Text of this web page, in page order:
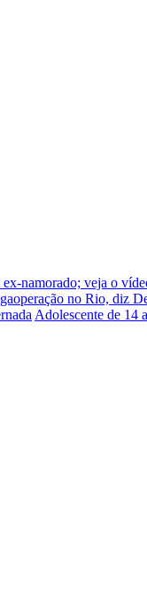
ex-namorado; veja o
no Rio, diz
Adolescente de 14